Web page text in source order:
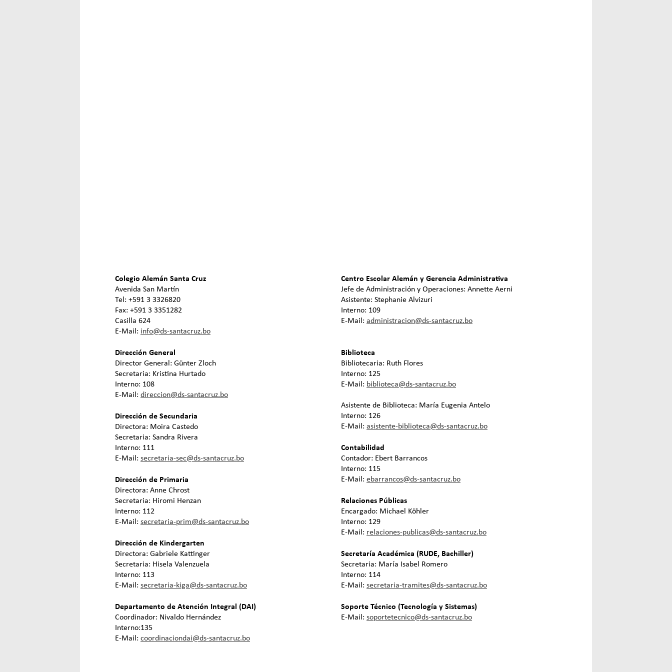
Colegio Alemán Santa Cruz
Avenida San Martín
Tel: +591 3 3326820
Fax: +591 3 3351282
Casilla 624
E-Mail: info@ds-santacruz.bo
Dirección General
Director General: Günter Zloch
Secretaria: Kristina Hurtado
Interno: 108
E-Mail: direccion@ds-santacruz.bo
Dirección de Secundaria
Directora: Moira Castedo
Secretaria: Sandra Rivera
Interno: 111
E-Mail: secretaria-sec@ds-santacruz.bo
Dirección de Primaria
Directora: Anne Chrost
Secretaria: Hiromi Henzan
Interno: 112
E-Mail: secretaria-prim@ds-santacruz.bo
Dirección de Kindergarten
Directora: Gabriele Kattinger
Secretaria: Hisela Valenzuela
Interno: 113
E-Mail: secretaria-kiga@ds-santacruz.bo
Departamento de Atención Integral (DAI)
Coordinador: Nivaldo Hernández
Interno:135
E-Mail: coordinaciondai@ds-santacruz.bo
Centro Escolar Alemán y Gerencia Administrativa
Jefe de Administración y Operaciones: Annette Aerni
Asistente: Stephanie Alvizuri
Interno: 109
E-Mail: administracion@ds-santacruz.bo
Biblioteca
Bibliotecaria: Ruth Flores
Interno: 125
E-Mail: biblioteca@ds-santacruz.bo
Asistente de Biblioteca: María Eugenia Antelo
Interno: 126
E-Mail: asistente-biblioteca@ds-santacruz.bo
Contabilidad
Contador: Ebert Barrancos
Interno: 115
E-Mail: ebarrancos@ds-santacruz.bo
Relaciones Públicas
Encargado: Michael Köhler
Interno: 129
E-Mail: relaciones-publicas@ds-santacruz.bo
Secretaría Académica (RUDE, Bachiller)
Secretaria: María Isabel Romero
Interno: 114
E-Mail: secretaria-tramites@ds-santacruz.bo
Soporte Técnico (Tecnología y Sistemas)
E-Mail: soportetecnico@ds-santacruz.bo